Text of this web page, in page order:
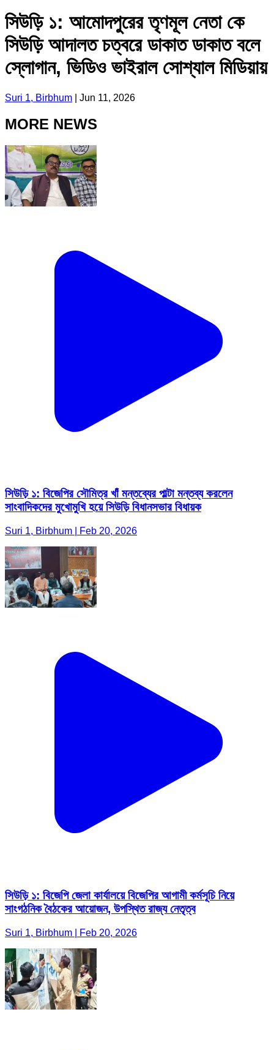
সিউড়ি ১: আমোদপুরের তৃণমূল নেতা কে
সিউড়ি আদালত চত্বরে ডাকাত ডাকাত বলে
স্লোগান, ভিডিও ভাইরাল সোশ্যাল মিডিয়ায়
Suri 1, Birbhum Jun 11, 2026
MORE NEWS
সিউড়ি ১: বিজেপির সৌমিত্র খাঁ মন্তব্যের পাল্টা মন্তব্য করলেন
সাংবাদিকদের মুখোমুখি হয়ে সিউড়ি বিধানসভার বিধায়ক
Suri 1, Birbhum | Feb 20, 2026
সিউড়ি ১: বিজেপি জেলা কার্যালয়ে বিজেপির আগামী কর্মসূচি নিয়ে
সাংগঠনিক বৈঠকের আয়োজন, উপস্থিত রাজ্য নেতৃত্ব
Suri 1, Birbhum | Feb 20, 2026